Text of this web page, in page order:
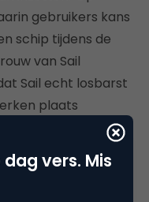
gebruikers kans
schip tijdens de
van Sail
Sail echt losbarst
plaats
zetten wij twintig
vers. Mis